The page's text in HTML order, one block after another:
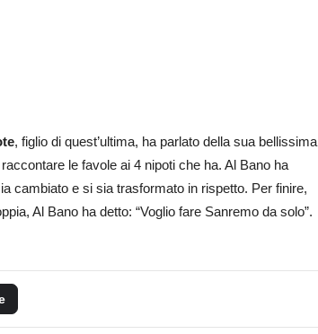
, figlio di quest’ultima, ha parlato della sua bellissima
le favole ai 4 nipoti che ha. Al Bano ha
cambiato e si sia trasformato in rispetto. Per finire,
Al Bano ha detto: “Voglio fare Sanremo da solo”.